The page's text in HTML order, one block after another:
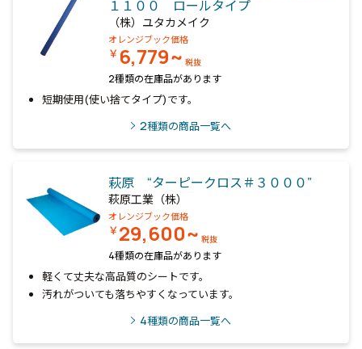
１１００ ロールタイプ
（株）ユタカメイク
オレンジブック価格
￥ 6,779~ 税抜
2種類の在庫品があります
短期使用(使い捨てタイプ)です。
2種類の商品一覧へ
萩原 “ターピークロス＃３０００”
萩原工業（株）
オレンジブック価格
￥29,600~ 税抜
4種類の在庫品があります
軽くて丈夫な高品質のシートです。
汚れがついても落ちやすくなっています。
4種類の商品一覧へ